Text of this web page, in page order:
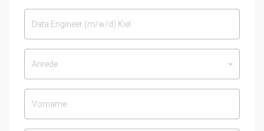
Anrede keyboard_arrow_down